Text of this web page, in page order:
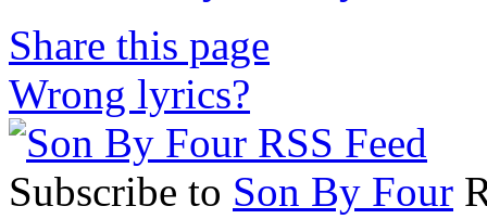
Share this page
Wrong lyrics?
Subscribe to Son By Four